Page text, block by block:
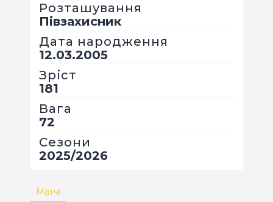
Розташування
Півзахисник
Дата народження
12.03.2005
Зріст
181
Вага
72
Сезони
2025/2026
Матчі